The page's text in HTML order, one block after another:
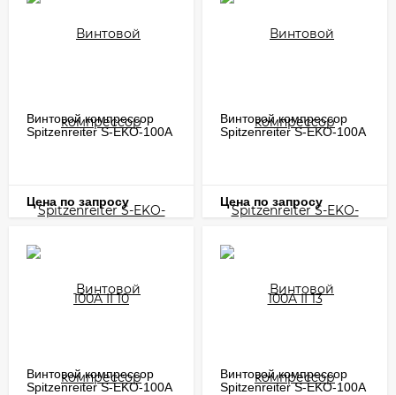
Винтовой компрессор
Spitzenreiter S-EKO-100A
Цена по запросу
Винтовой компрессор
Spitzenreiter S-EKO-100A
Цена по запросу
Винтовой компрессор
Spitzenreiter S-EKO-100A
Винтовой компрессор
Spitzenreiter S-EKO-100A